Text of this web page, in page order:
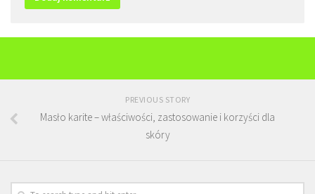
PREVIOUS STORY
Masło karite – właściwości, zastosowanie i korzyści dla
skóry